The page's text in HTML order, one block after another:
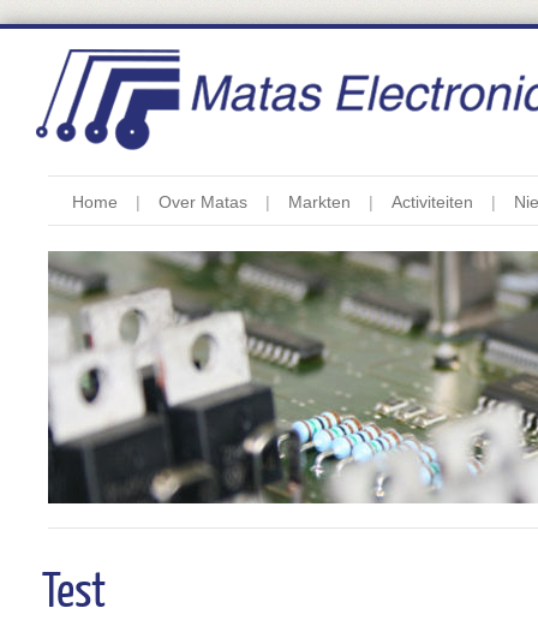
Home Over Matas Markten Activiteiten
Test